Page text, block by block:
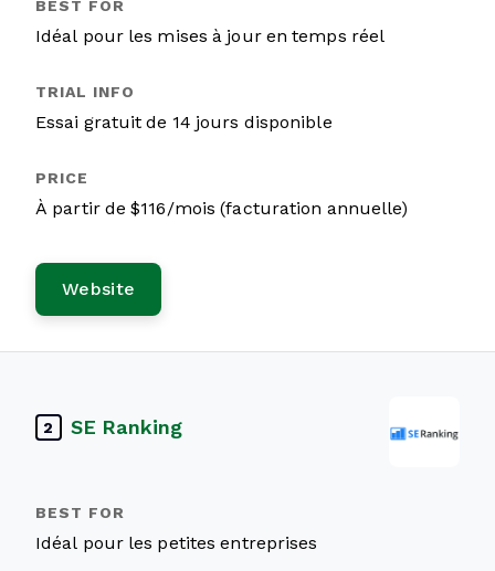
Idéal pour les mises à jour en temps réel
Essai gratuit de 14 jours disponible
À partir de $116/mois (facturation annuelle)
Website
2 SE Ranking
Idéal pour les petites entreprises